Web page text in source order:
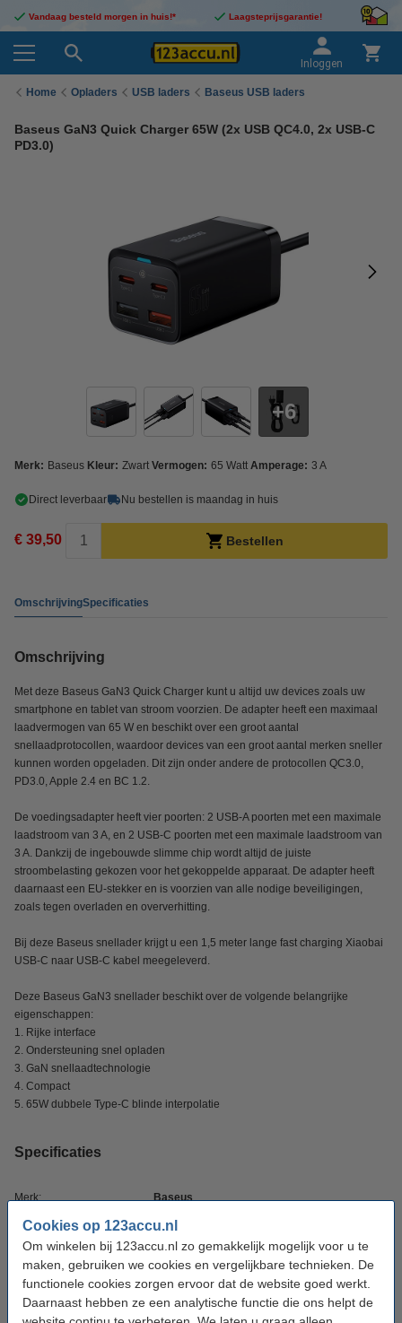
Cookies op 123accu.nl
Om winkelen bij 123accu.nl zo gemakkelijk mogelijk voor u te
maken, gebruiken we cookies en vergelijkbare technieken. De
functionele cookies zorgen ervoor dat de website goed werkt.
Daarnaast hebben ze een analytische functie die ons helpt de
Vandaag besteld morgen in huis!* Laagsteprijsgarantie!
Inloggen
Home Opladers USB laders Baseus USB laders
Baseus GaN3 Quick Charger 65W (2x USB QC4.0, 2x USB-C
PD3.0)
6
Merk: Baseus Kleur: Zwart Vermogen: 65 Watt Amperage: 3 A
Direct leverbaar Nu bestellen is maandag in huis
€ 39,50 Bestellen
OmschrijvingSpecificaties
Omschrijving
Met deze Baseus GaN3 Quick Charger kunt u altijd uw devices zoals uw
smartphone en tablet van stroom voorzien. De adapter heeft een maximaal
laadvermogen van 65 W en beschikt over een groot aantal
snellaadprotocollen, waardoor devices van een groot aantal merken sneller
kunnen worden opgeladen. Dit zijn onder andere de protocollen QC3.0,
PD3.0, Apple 2.4 en BC 1.2.
De voedingsadapter heeft vier poorten: 2 USB-A poorten met een maximale
laadstroom van 3 A, en 2 USB-C poorten met een maximale laadstroom van
3 A. Dankzij de ingebouwde slimme chip wordt altijd de juiste
stroombelasting gekozen voor het gekoppelde apparaat. De adapter heeft
daarnaast een EU-stekker en is voorzien van alle nodige beveiligingen,
zoals tegen overladen en oververhitting.
Bij deze Baseus snellader krijgt u een 1,5 meter lange fast charging Xiaobai
USB-C naar USB-C kabel meegeleverd.
Deze Baseus GaN3 snellader beschikt over de volgende belangrijke
eigenschappen:
1. Rijke interface
2. Ondersteuning snel opladen
3. GaN snellaadtechnologie
4. Compact
5. 65W dubbele Type-C blinde interpolatie
Specificaties
Merk: Baseus
Kleur: Zwart
Amperage: 3 A
Voltage: 5 V